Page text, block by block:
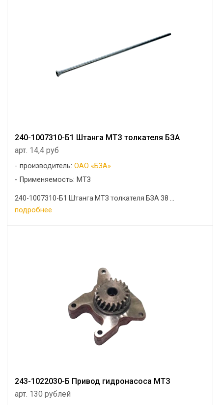
240-1007310-Б1 Штанга МТЗ толкателя БЗА
арт. 14,4 руб
производитель:ОАО «БЗА»
Применяемость: МТЗ
240-1007310-Б1 Штанга МТЗ толкателя БЗА 38 ...
подробнее
243-1022030-Б Привод гидронасоса МТЗ
арт. 130 рублей